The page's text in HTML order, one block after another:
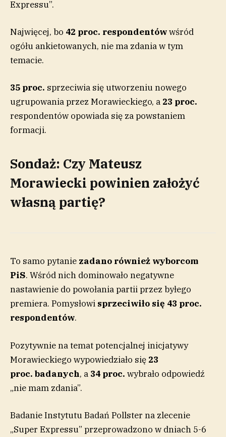
Expressu”.
Najwięcej, bo 42 proc. respondentówwśród
ogółu ankietowanych, nie ma zdania w tym
temacie.
35 proc. sprzeciwia się utworzeniu nowego
ugrupowania przez Morawieckiego, a 23 proc.
respondentów opowiada się za powstaniem
formacji.
Sondaż: Czy Mateusz
Morawiecki powinien założyć
własną partię?
To samo pytanie zadano również wyborcom
PiS. Wśród nich dominowało negatywne
nastawienie do powołania partii przez byłego
premiera. Pomysłowi sprzeciwiło się 43 proc.
respondentów.
Pozytywnie na temat potencjalnej inicjatywy
Morawieckiego wypowiedziało się 23
proc. badanych, a 34 proc. wybrało odpowiedź
„nie mam zdania”.
Badanie Instytutu Badań Pollster na zlecenie
„Super Expressu” przeprowadzono w dniach 5-6